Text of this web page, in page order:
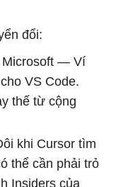
đổi:
Microsoft — Ví
VS Code.
thế từ cộng
khi Cursor tìm
thể cần phải trỏ
Insiders của